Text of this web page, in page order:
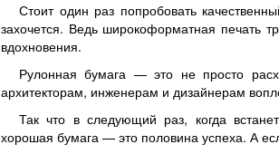
Стоит один раз попробовать
захочется. Ведь широкоформатная печать
вдохновения.
Рулонная бумага — это не просто
архитекторам, инженерам и дизайнерам
Так что в следующий раз, когда
хорошая бумага — это половина успеха. А